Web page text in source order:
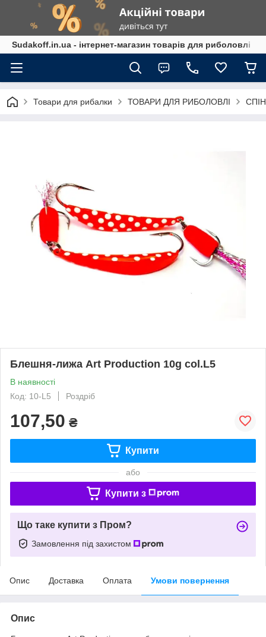
Sudakoff.in.ua - інтернет-магазин товарів для риболовлі
Товари для рибалки ТОВАРИ ДЛЯ РИБОЛОВЛІ
Блешня-лижа Art Production 10g col.L5
В наявності
Код: 10-L5
Роздріб
107,50 ₴
Купити
або
Купити з
Що таке купити з Пром?
Замовлення під захистом
Опис Доставка Оплата Умови повернення
Опис